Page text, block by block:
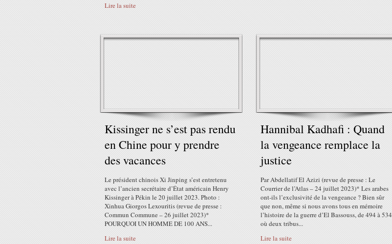
Lire la suite
Kissinger ne s’est pas rendu
en Chine pour y prendre
des vacances
Le président chinois Xi Jinping s’est entretenu
avec l’ancien secrétaire d’État américain Henry
Kissinger à Pékin le 20 juillet 2023. Photo :
Xinhua Giorgos Lexouritis (revue de presse :
Commun Commune – 26 juillet 2023)*
POURQUOI UN HOMME DE 100 ANS...
Lire la suite
Hannibal Kadhafi : Quand
la vengeance remplace la
justice
Par Abdellatif El Azizi (revue de presse : Le
Courrier de l’Atlas – 24 juillet 2023)* Les arabes
ont-ils l’exclusivité de la vengeance ? Bien sûr
que non, même si nous avons tous en mémoire
l’histoire de la guerre d’El Bassouss, de 494 à 534
où deux tribus...
Lire la suite